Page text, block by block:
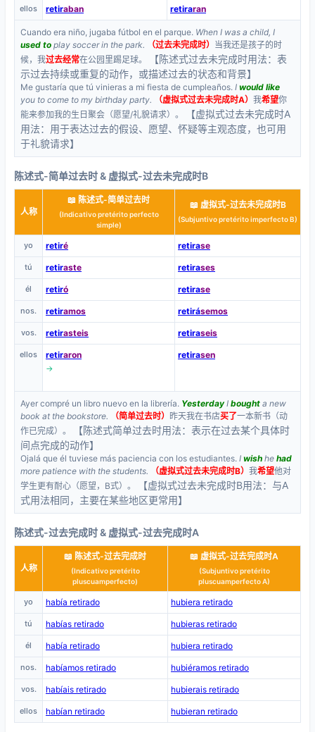
ellos retiraban retiraran
Cuando era niño, jugaba fútbol en el parque. When I was a child, I
used to play soccer in the park. （过去未完成时） 当我还是孩子的时
候，我过去经常在公园里踢足球。
【陈述式过去未完成时用法：表
示过去持续或重复的动作，或描述过去的状态和背景】
Me gustaría que tú vinieras a mi fiesta de cumpleaños. I would like
you to come to my birthday party.
（虚拟式过去未完成时A） 我希望你
能来参加我的生日聚会（愿望/礼貌请求）。
【虚拟式过去未完成时A
用法：用于表达过去的假设、愿望、怀疑等主观态度，也可用
于礼貌请求】
陈述式-简单过去时 & 虚拟式-过去未完成时B
人称
📖 陈述式-简单过去时
(Indicativo pretérito perfecto
simple)
📖 虚拟式-过去未完成时B
(Subjuntivo pretérito imperfecto B)
yo retiré retirase
tú retiraste retirases
él retiró retirase
nos. retiramos retirásemos
vos. retirasteis retiraseis
ellos retiraron
→
retirasen
Ayer compré un libro nuevo en la librería. YesterdayI bought a new
book at the bookstore.
（简单过去时） 昨天我在书店买了一本新书（动
作已完成）。
【陈述式简单过去时用法：表示在过去某个具体时
间点完成的动作】
Ojalá que él tuviese más paciencia con los estudiantes. I wish he had
more patience with the students.
（虚拟式过去未完成时B） 我希望他对
学生更有耐心（愿望，B式）。
【虚拟式过去未完成时B用法：与A
式用法相同，主要在某些地区更常用】
陈述式-过去完成时 & 虚拟式-过去完成时A
人称
📖 陈述式-过去完成时
(Indicativo pretérito
pluscuamperfecto)
📖 虚拟式-过去完成时A
(Subjuntivo pretérito
pluscuamperfecto A)
yo había retirado hubiera retirado
tú habías retirado hubieras retirado
él había retirado hubiera retirado
nos. habíamos retirado hubiéramos retirado
vos. habíais retirado hubierais retirado
ellos habían retirado hubieran retirado